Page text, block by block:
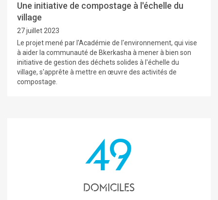
Une initiative de compostage à l'échelle du
village
27 juillet 2023
Le projet mené par l'Académie de l'environnement, qui vise
à aider la communauté de Bkerkasha à mener à bien son
initiative de gestion des déchets solides à l'échelle du
village, s'apprête à mettre en œuvre des activités de
compostage.
49
domiciles